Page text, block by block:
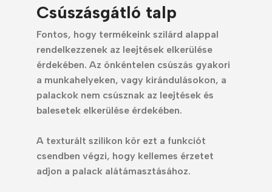
Csúszásgátló talp
Fontos, hogy termékeink szilárd alappal
rendelkezzenek az leejtések elkerülése
érdekében. Az önkéntelen csúszás gyakori
a munkahelyeken, vagy kirándulásokon, a
palackok nem csúsznak az leejtések és
balesetek elkerülése érdekében.
A texturált szilikon kör ezt a funkciót
csendben végzi, hogy kellemes érzetet
adjon a palack alátámasztásához.